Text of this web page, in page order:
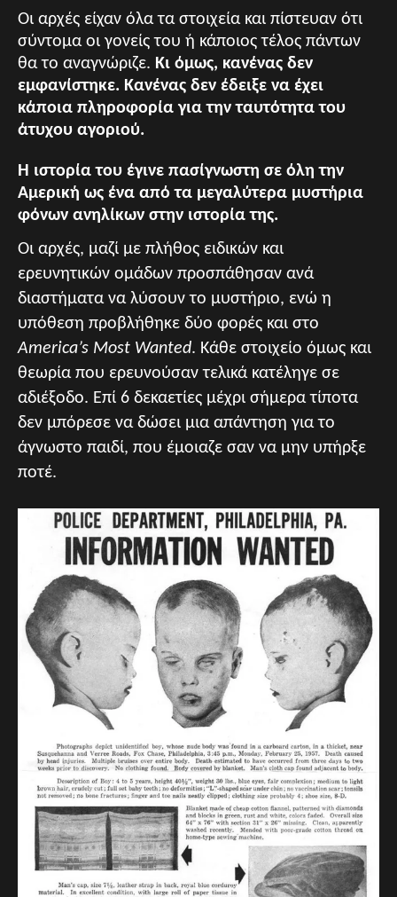
Οι αρχές είχαν όλα τα στοιχεία και πίστευαν ότι
σύντομα οι γονείς του ή κάποιος τέλος πάντων
θα το αναγνώριζε. Κι όμως, κανένας δεν
εμφανίστηκε. Κανένας δεν έδειξε να έχει
κάποια πληροφορία για την ταυτότητα του
άτυχου αγοριού.
Η ιστορία του έγινε πασίγνωστη σε όλη την
Αμερική ως ένα από τα μεγαλύτερα μυστήρια
φόνων ανηλίκων στην ιστορία της.
Οι αρχές, μαζί με πλήθος ειδικών και
ερευνητικών ομάδων προσπάθησαν ανά
διαστήματα να λύσουν το μυστήριο, ενώ η
υπόθεση προβλήθηκε δύο φορές και στο
America’s Most Wanted. Κάθε στοιχείο όμως και
θεωρία που ερευνούσαν τελικά κατέληγε σε
αδιέξοδο. Επί 6 δεκαετίες μέχρι σήμερα τίποτα
δεν μπόρεσε να δώσει μια απάντηση για το
άγνωστο παιδί, που έμοιαζε σαν να μην υπήρξε
ποτέ.